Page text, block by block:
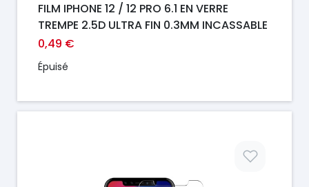
FILM IPHONE 12 / 12 PRO 6.1 EN VERRE
TREMPE 2.5D ULTRA FIN 0.3MM INCASSABLE
0,49 €
Épuisé